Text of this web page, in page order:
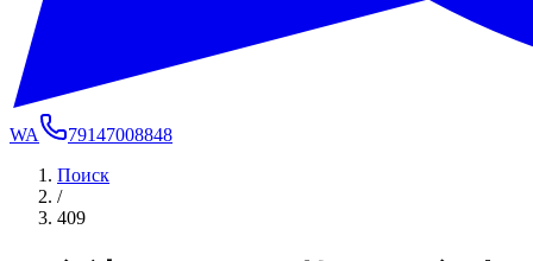
WA
79147008848
Поиск
/
409